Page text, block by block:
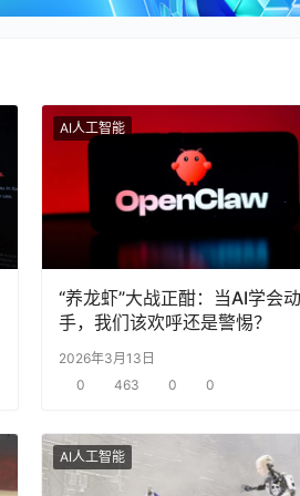
AI人工智能
“养龙虾”大战正酣：当AI学会动
手，我们该欢呼还是警惕？
2026年3月13日
0
463 0 0
AI人工智能